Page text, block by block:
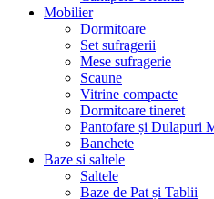
Mobilier
Dormitoare
Set sufragerii
Mese sufragerie
Scaune
Vitrine compacte
Dormitoare tineret
Pantofare și Dulapuri
Banchete
Baze si saltele
Saltele
Baze de Pat și Tablii